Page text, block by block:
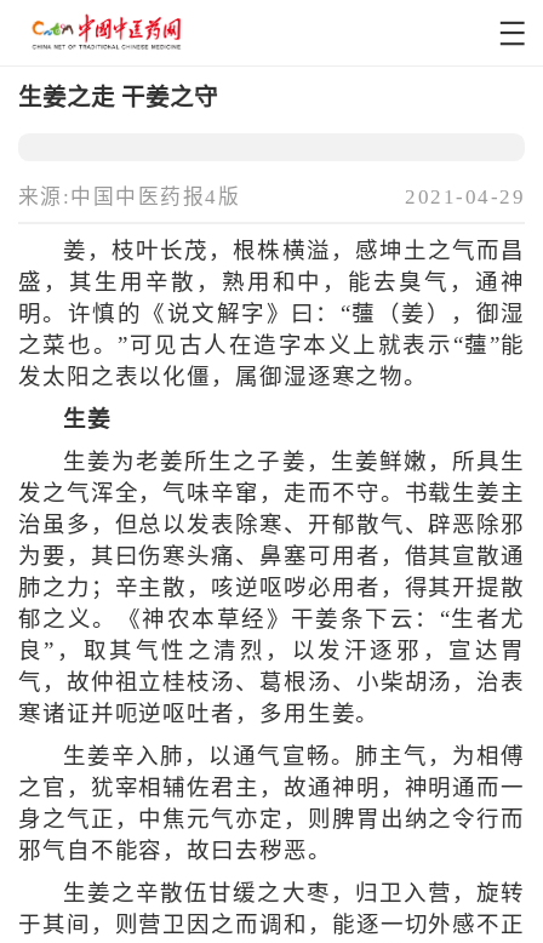
生姜之走 干姜之守
来源:中国中医药报4版 2021-04-29
姜，枝叶长茂，根株横溢，感坤土之气而昌
盛，其生用辛散，熟用和中，能去臭气，通神
明。许慎的《说文解字》曰：“䕬（姜），御湿
之菜也。”可见古人在造字本义上就表示“䕬”能
发太阳之表以化僵，属御湿逐寒之物。
生姜
生姜为老姜所生之子姜，生姜鲜嫩，所具生
发之气浑全，气味辛窜，走而不守。书载生姜主
治虽多，但总以发表除寒、开郁散气、辟恶除邪
为要，其曰伤寒头痛、鼻塞可用者，借其宣散通
肺之力；辛主散，咳逆呕哕必用者，得其开提散
郁之义。《神农本草经》干姜条下云：“生者尤
良”，取其气性之清烈，以发汗逐邪，宣达胃
气，故仲祖立桂枝汤、葛根汤、小柴胡汤，治表
寒诸证并呃逆呕吐者，多用生姜。
生姜辛入肺，以通气宣畅。肺主气，为相傅
之官，犹宰相辅佐君主，故通神明，神明通而一
身之气正，中焦元气亦定，则脾胃出纳之令行而
邪气自不能容，故曰去秽恶。
生姜之辛散伍甘缓之大枣，归卫入营，旋转
于其间，则营卫因之而调和，能逐一切外感不正